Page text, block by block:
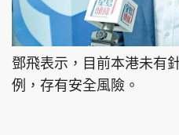
鄧飛表示，目前本港未有
例，存有安全風險。